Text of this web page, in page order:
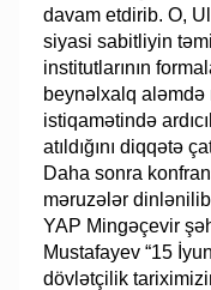
davam etdirib. O,
siyasi sabitliyin
institutlarının
beynəlxalq
istiqamətində
atıldığını diqqətə
Daha sonra
məruzələr
YAP Mingəçevir
Mustafayev “15
dövlətçilik